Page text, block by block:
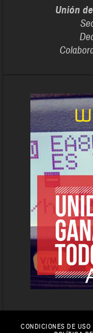
Unión
CONDICIONES DE USO